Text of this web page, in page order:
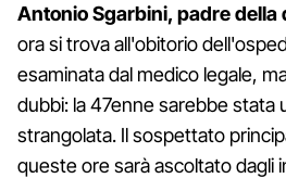
Antonio Sgarbini, padre della
ora si trova all'obitorio
esaminata dal medico legale,
dubbi: la 47enne sarebbe stata
strangolata. Il sospettato
queste ore sarà ascoltato dagli